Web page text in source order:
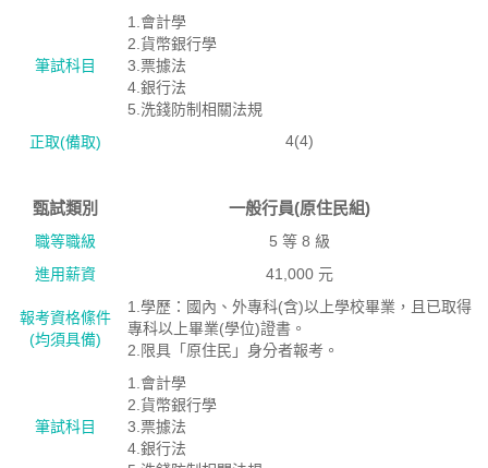
筆試科目
1.會計學
2.貨幣銀行學
3.票據法
4.銀行法
5.洗錢防制相關法規
正取(備取)
4(4)
甄試類別 一般行員(原住民組)
職等職級
5 等 8 級
進用薪資
41,000 元
報考資格絛件
(均須具備)
1.學歷：國內、外專科(含)以上學校畢業，且已取得
專科以上畢業(學位)證書。
2.限具「原住民」身分者報考。
筆試科目
1.會計學
2.貨幣銀行學
3.票據法
4.銀行法